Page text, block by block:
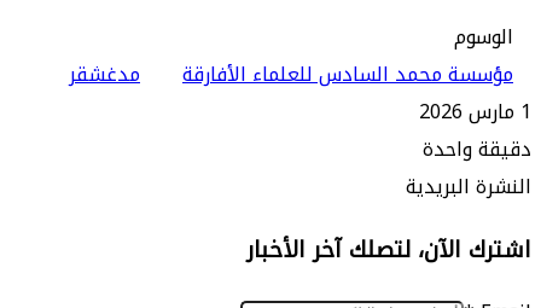
محمد السادس للعلماء الأفارقة
مدغشقر
لتصلك آخر الأخبار